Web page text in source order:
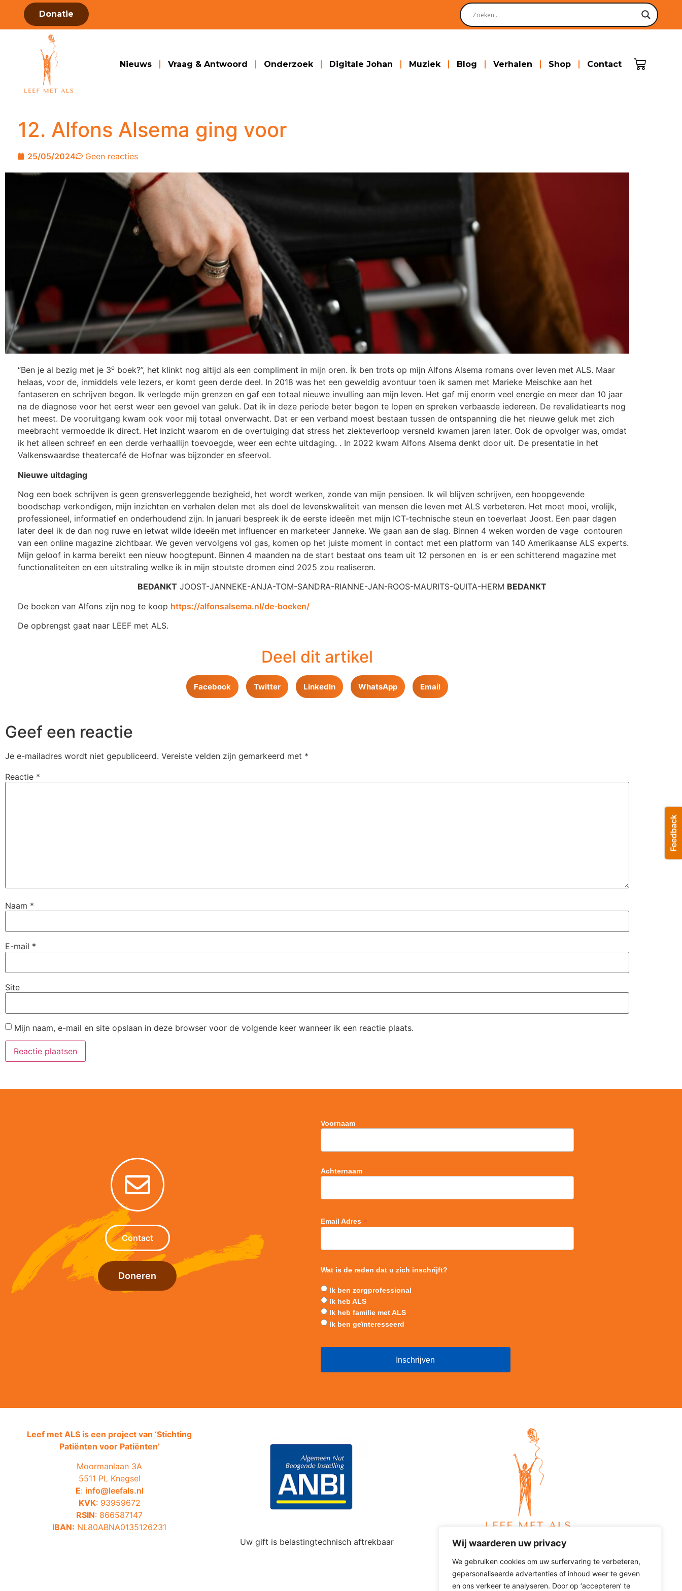
Wij waarderen uw privacy
We gebruiken cookies om uw surfervaring te verbeteren,
gepersonaliseerde advertenties of inhoud weer te geven
en ons verkeer te analyseren. Door op ‘accepteren’ te
Donatie
Nieuws Vraag & Antwoord Onderzoek Digitale Johan Muziek Blog Verhalen Shop Contact
12. Alfons Alsema ging voor
25/05/2024 Geen reacties
“Ben je al bezig met je 3e boek?”, het klinkt nog altijd als een compliment in mijn oren. Ík ben trots op mijn Alfons Alsema romans over leven met ALS. Maar
helaas, voor de, inmiddels vele lezers, er komt geen derde deel. In 2018 was het een geweldig avontuur toen ik samen met Marieke Meischke aan het
fantaseren en schrijven begon. Ik verlegde mijn grenzen en gaf een totaal nieuwe invulling aan mijn leven. Het gaf mij enorm veel energie en meer dan 10 jaar
na de diagnose voor het eerst weer een gevoel van geluk. Dat ik in deze periode beter begon te lopen en spreken verbaasde iedereen. De revalidatiearts nog
het meest. De vooruitgang kwam ook voor mij totaal onverwacht. Dat er een verband moest bestaan tussen de ontspanning die het nieuwe geluk met zich
meebracht vermoedde ik direct. Het inzicht waarom en de overtuiging dat stress het ziekteverloop versneld kwamen jaren later. Ook de opvolger was, omdat
ik het alleen schreef en een derde verhaallijn toevoegde, weer een echte uitdaging. . In 2022 kwam Alfons Alsema denkt door uit. De presentatie in het
Valkenswaardse theatercafé de Hofnar was bijzonder en sfeervol.
Nieuwe uitdaging
Nog een boek schrijven is geen grensverleggende bezigheid, het wordt werken, zonde van mijn pensioen. Ik wil blijven schrijven, een hoopgevende
boodschap verkondigen, mijn inzichten en verhalen delen met als doel de levenskwaliteit van mensen die leven met ALS verbeteren. Het moet mooi, vrolijk,
professioneel, informatief en onderhoudend zijn. In januari bespreek ik de eerste ideeën met mijn ICT-technische steun en toeverlaat Joost. Een paar dagen
later deel ik de dan nog ruwe en ietwat wilde ideeën met influencer en marketeer Janneke. We gaan aan de slag. Binnen 4 weken worden de vage contouren
van een online magazine zichtbaar. We geven vervolgens vol gas, komen op het juiste moment in contact met een platform van 140 Amerikaanse ALS experts.
Mijn geloof in karma bereikt een nieuw hoogtepunt. Binnen 4 maanden na de start bestaat ons team uit 12 personen en is er een schitterend magazine met
functionaliteiten en een uitstraling welke ik in mijn stoutste dromen eind 2025 zou realiseren.
BEDANKT JOOST-JANNEKE-ANJA-TOM-SANDRA-RIANNE-JAN-ROOS-MAURITS-QUITA-HERM BEDANKT
De boeken van Alfons zijn nog te koop https://alfonsalsema.nl/de-boeken/
De opbrengst gaat naar LEEF met ALS.
Deel dit artikel
Facebook Twitter LinkedIn WhatsApp Email
Geef een reactie
Je e-mailadres wordt niet gepubliceerd. Vereiste velden zijn gemarkeerd met *
Reactie *
Naam *
E-mail *
Site
Mijn naam, e-mail en site opslaan in deze browser voor de volgende keer wanneer ik een reactie plaats.
Contact
Doneren
Voornaam
Achternaam
Email Adres *
Wat is de reden dat u zich inschrijft?
Ik ben zorgprofessional
Ik heb ALS
Ik heb familie met ALS
Ik ben geïnteresseerd
Leef met ALS is een project van ‘Stichting
Patiënten voor Patiënten’
Moormanlaan 3A
5511 PL Knegsel
E: info@leefals.nl
KVK: 93959672
RSIN: 866587147
IBAN: NL80ABNA0135126231
Uw gift is belastingtechnisch aftrekbaar